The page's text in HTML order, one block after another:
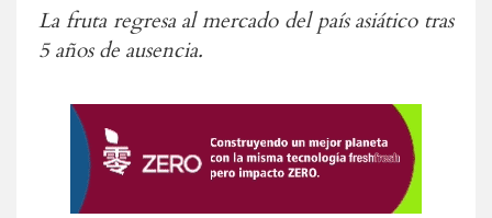
La fruta regresa al mercado del país asiático tras
5 años de ausencia.